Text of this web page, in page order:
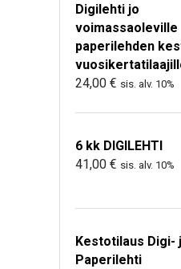
Digilehti jo
voimassaoleville
paperilehden
24,00 € sis. alv. 10%
6 kk DIGILEHTI
41,00 € sis. alv. 10%
Kestotilaus Digi-
Paperilehti